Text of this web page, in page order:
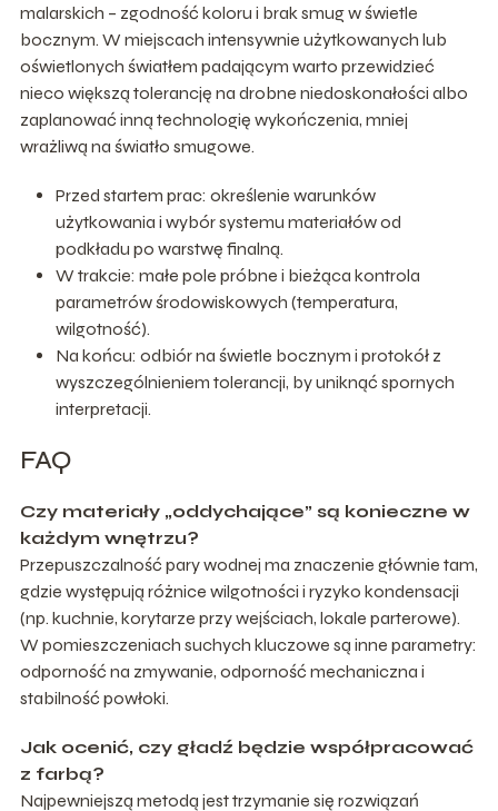
malarskich – zgodność koloru i brak smug w świetle
bocznym. W miejscach intensywnie użytkowanych lub
oświetlonych światłem padającym warto przewidzieć
nieco większą tolerancję na drobne niedoskonałości albo
zaplanować inną technologię wykończenia, mniej
wrażliwą na światło smugowe.
Przed startem prac: określenie warunków
użytkowania i wybór systemu materiałów od
podkładu po warstwę finalną.
W trakcie: małe pole próbne i bieżąca kontrola
parametrów środowiskowych (temperatura,
wilgotność).
Na końcu: odbiór na świetle bocznym i protokół z
wyszczególnieniem tolerancji, by uniknąć spornych
interpretacji.
FAQ
Czy materiały „oddychające” są konieczne w
każdym wnętrzu?
Przepuszczalność pary wodnej ma znaczenie głównie tam,
gdzie występują różnice wilgotności i ryzyko kondensacji
(np. kuchnie, korytarze przy wejściach, lokale parterowe).
W pomieszczeniach suchych kluczowe są inne parametry:
odporność na zmywanie, odporność mechaniczna i
stabilność powłoki.
Jak ocenić, czy gładź będzie współpracować
z farbą?
Najpewniejszą metodą jest trzymanie się rozwiązań